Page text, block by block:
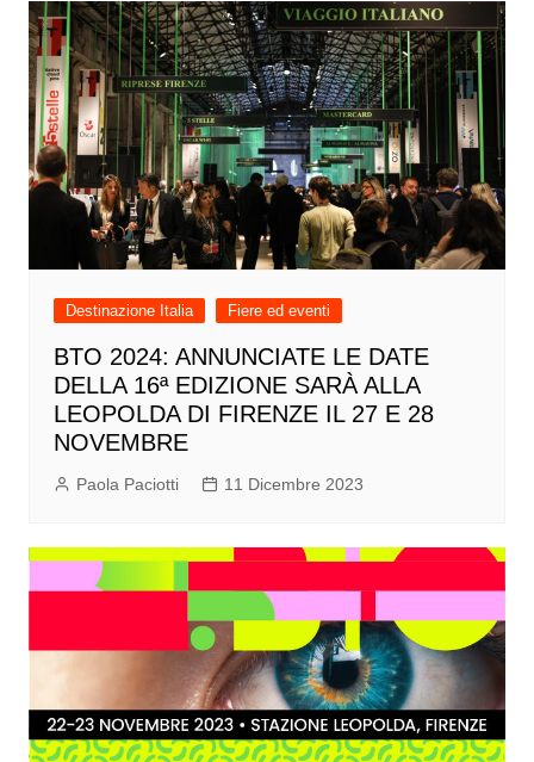
Destinazione Italia Fiere ed eventi
BTO 2024: ANNUNCIATE LE DATE
DELLA 16ª EDIZIONE SARÀ ALLA
LEOPOLDA DI FIRENZE IL 27 E 28
NOVEMBRE
Paola Paciotti 11 Dicembre 2023